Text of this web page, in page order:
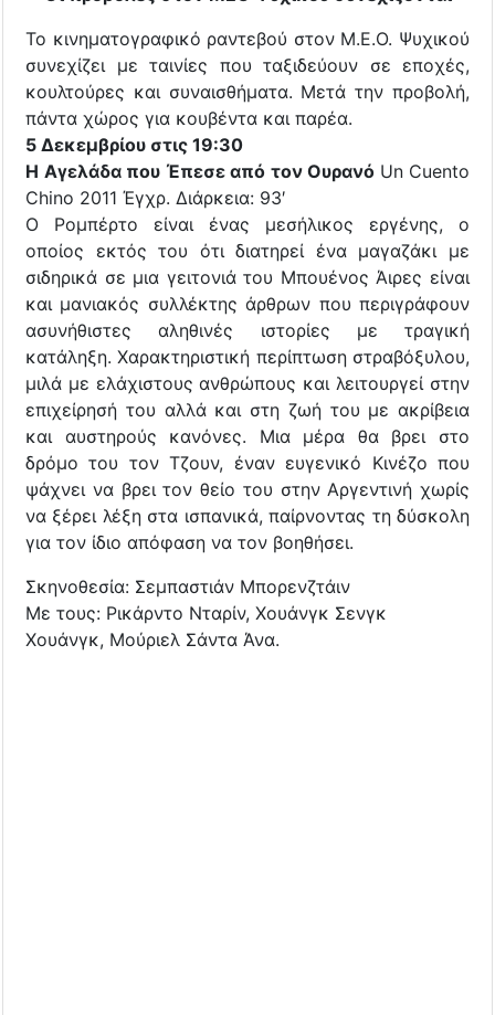
Το κινηματογραφικό ραντεβού στον Μ.Ε.Ο. Ψυχικού
συνεχίζει με ταινίες που ταξιδεύουν σε εποχές,
κουλτούρες και συναισθήματα. Μετά την προβολή,
πάντα χώρος για κουβέντα και παρέα.
5 Δεκεμβρίου στις 19:30
Η Αγελάδα που Έπεσε από τον Ουρανό Un Cuento
Chino 2011 Έγχρ. Διάρκεια: 93′
Ο Ρομπέρτο είναι ένας μεσήλικος εργένης, ο
οποίος εκτός του ότι διατηρεί ένα μαγαζάκι με
σιδηρικά σε μια γειτονιά του Μπουένος Άιρες είναι
και μανιακός συλλέκτης άρθρων που περιγράφουν
ασυνήθιστες αληθινές ιστορίες με τραγική
κατάληξη. Χαρακτηριστική περίπτωση στραβόξυλου,
μιλά με ελάχιστους ανθρώπους και λειτουργεί στην
επιχείρησή του αλλά και στη ζωή του με ακρίβεια
και αυστηρούς κανόνες. Μια μέρα θα βρει στο
δρόμο του τον Τζουν, έναν ευγενικό Κινέζο που
ψάχνει να βρει τον θείο του στην Αργεντινή χωρίς
να ξέρει λέξη στα ισπανικά, παίρνοντας τη δύσκολη
για τον ίδιο απόφαση να τον βοηθήσει.
Σκηνοθεσία: Σεμπαστιάν Μπορενζτάιν
Με τους: Ρικάρντο Νταρίν, Χουάνγκ Σενγκ
Χουάνγκ, Μούριελ Σάντα Άνα.